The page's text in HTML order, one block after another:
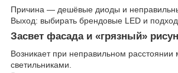
Причина — дешёвые диоды и
Выход: выбирать брендовые LED и
Засвет фасада и «грязный»
Возникает при неправильном расстоянии
светильниками.